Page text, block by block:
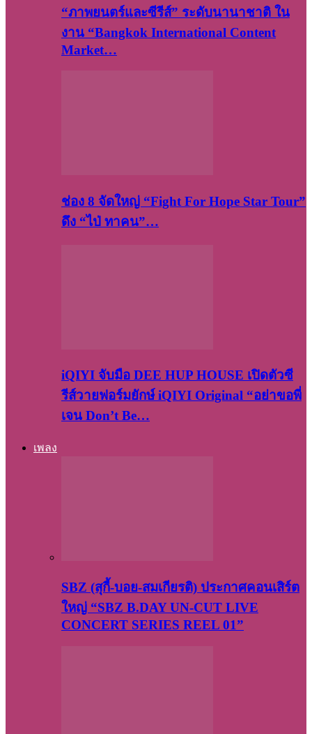
“ภาพยนตร์และซีรีส์” ระดับนานาชาติ ใน
งาน “Bangkok International Content
Market…
ช่อง 8 จัดใหญ่ “Fight For Hope Star Tour”
ดึง “ไป่ ทาคน”…
iQIYI จับมือ DEE HUP HOUSE เปิดตัวซี
รีส์วายฟอร์มยักษ์ iQIYI Original “อย่าขอพี่
เจน Don’t Be…
เพลง
SBZ (สุกี้-บอย-สมเกียรติ) ประกาศคอนเสิร์ต
ใหญ่ “SBZ B.DAY UN-CUT LIVE
CONCERT SERIES REEL 01”